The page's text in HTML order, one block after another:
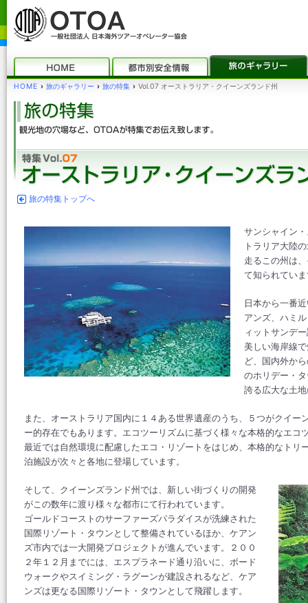
HOME › 旅のギャラリー › 旅の特集 › Vol.07 オーストラリア・クイーンズランド州
旅の特集トップへ
サンシャイン
トラリア大陸
走るこの州は
て知られてい
日本から一番
アンズ、ハミ
ィットサンデ
美しい海岸線
ど、国内外か
のホリデー・
誇る広大な土
また、オーストラリア国内に１４ある世界遺産のうち、５つがクイ
ー的存在でもあります。エコツーリズムに基づく様々な本格的なエコ
最近では自然環境に配慮したエコ・リゾートをはじめ、本格的なトリ
泊施設が次々と各地に登場しています。
そして、クイーンズランド州では、新しい街づくりの開発
がこの数年に渡り様々な都市にて行われています。
ゴールドコーストのサーファーズパラダイスが洗練された
国際リゾート・タウンとして整備されているほか、ケアン
ズ市内では一大開発プロジェクトが進んでいます。２００
２年１２月までには、エスプラネード通り沿いに、ボード
ウォークやスイミング・ラグーンが建設されるなど、ケア
ンズは更なる国際リゾート・タウンとして飛躍します。